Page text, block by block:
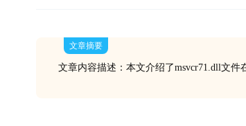
文章摘要
文章内容描述：本文介绍了msvcr71.dll文件